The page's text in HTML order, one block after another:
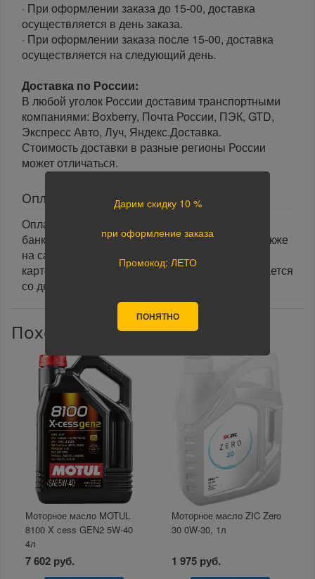
· При оформлении заказа до 15-00, доставка
осуществляется в день заказа.
· При оформлении заказа после 15-00, доставка
осуществляется на следующий день.
Доставка по России:
В любой уголок России доставим транспортными
компаниями: Boxberry, Почта России, ПЭК, GTD,
Экспресс Авто, Луч, Яндекс.Доставка.
Стоимость доставки в разные регионы России
может отличаться.
Оплата
Оплата заказа осуществляется наличными или
банковской картой курьеру при получении, а также
на сайте при оформлении заказа. При оплате
картой на сайте указанный срок доставки считается
со дня поступления оплаты.
Похожие товары
Моторное масло MOTUL
8100 X cess GEN2 5W-40
4л
7 602 руб.
Моторное масло ZIC Zero
30 0W-30, 1л
1 975 руб.
Дарим скидку 10 %
при оформление заказа
Промокод: ЛЕТО
ПОНЯТНО